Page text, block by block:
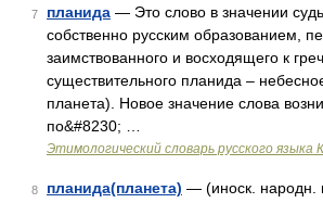
7 планида — Это слово в значении
собственно русским образованием,
заимствованного и восходящего к
существительного планида –
планета). Новое значение слова
по&#8230; …
Этимологический словарь русского языка
8 планида(планета) — (иноск. народн.